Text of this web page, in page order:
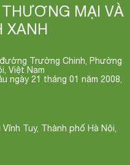
MẠI VÀ
XANH
Trường Chinh, Phường
Việt Nam
ngày 21 tháng 01 năm 2008,
Tuy, Thành phố Hà Nội,